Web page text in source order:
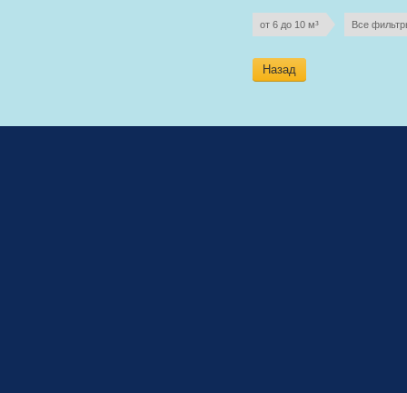
от 6 до 10 м³ Все
Назад